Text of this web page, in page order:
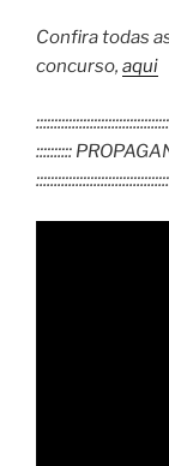
Confira todas
concurso, aqui
::::::::::